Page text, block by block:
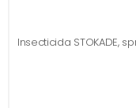
Insecticida STOKADE,